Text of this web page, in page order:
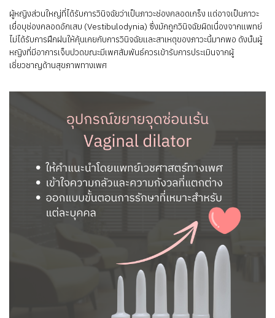
ผู้หญิงส่วนใหญ่ที่ได้รับการวินิจฉัยว่าเป็นภาวะช่องคลอดเกร็ง แต่อาจเป็นภาวะ
เยื่อบุช่องคลอดอักเสบ (Vestibulodynia) ซึ่งมักถูกวินิจฉัยผิดเนื่องจากแพทย์
ไม่ได้รับการฝึกฝนให้คุ้นเคยกับการวินิจฉัยและสาเหตุของภาวะนี้มากพอ ดังนั้นผู้
หญิงที่มีอาการเจ็บปวดขณะมีเพศสัมพันธ์ควรเข้ารับการประเมินจากผู้
เชี่ยวชาญด้านสุขภาพทางเพศ